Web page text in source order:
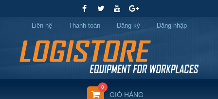
Liên hệ Thanh toán Đăng ký Đăng nhập
GIỎ HÀNG
0